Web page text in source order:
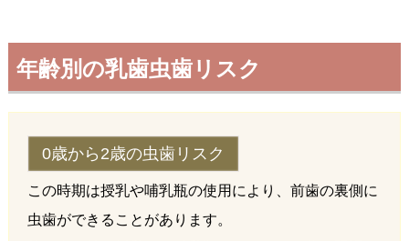
年齢別の乳歯虫歯リスク
0歳から2歳の虫歯リスク
この時期は授乳や哺乳瓶の使用により、前歯の裏側に
虫歯ができることがあります。